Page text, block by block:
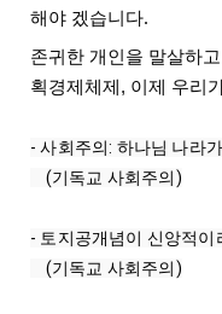
해야 겠습니다.
존귀한 개인을 말살하
획경제체제, 이제 우리
- 사회주의: 하나님 나라
- 토지공개념이 신앙적이